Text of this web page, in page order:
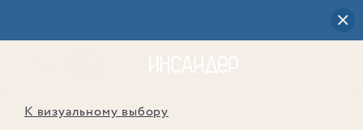
К визуальному выбору